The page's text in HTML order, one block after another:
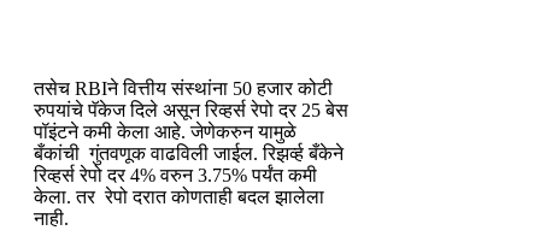
तसेच RBIने वित्तीय संस्थांना 50 हजार कोटी
रुपयांचे पॅकेज दिले असून रिव्हर्स रेपो दर 25 बेस
पॉइंटने कमी केला आहे. जेणेकरुन यामुळे
बँकांची गुंतवणूक वाढविली जाईल. रिझर्व्ह बँकेने
रिव्हर्स रेपो दर 4% वरुन 3.75% पर्यंत कमी
केला. तर रेपो दरात कोणताही बदल झालेला
नाही.